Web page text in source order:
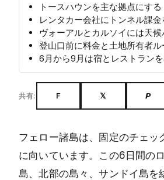
トースハウンを主な拠点にする
レンタカー会社にトンネル課金
ヴォーアルとカルソイには天
登山口前に料金と土地所有者
6月から9月は宿とレストラン
共有: F 𝕏 𝙋
フェロー諸島は、固定のチェッ
に向いています。この6日間の
島、北部の島々、サンドイ島を